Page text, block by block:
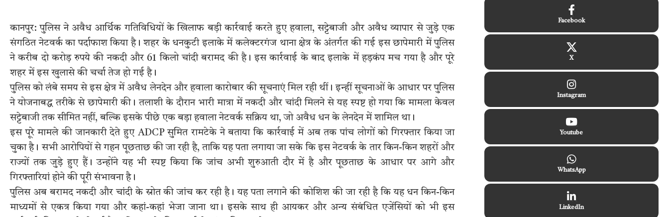
कानपुर: पुलिस ने अवैध आर्थिक गतिविधियों के खिलाफ बड़ी कार्रवाई करते हुए हवाला, सट्टेबाजी और अवैध व्यापार से जुड़े एक
संगठित नेटवर्क का पर्दाफाश किया है। शहर के धनकुटी इलाके में कलेक्टरगंज थाना क्षेत्र के अंतर्गत की गई इस छापेमारी में पुलिस
ने करीब दो करोड़ रुपये की नकदी और 61 किलो चांदी बरामद की है। इस कार्रवाई के बाद इलाके में हड़कंप मच गया है और पूरे
शहर में इस खुलासे की चर्चा तेज हो गई है।
पुलिस को लंबे समय से इस क्षेत्र में अवैध लेनदेन और हवाला कारोबार की सूचनाएं मिल रही थीं। इन्हीं सूचनाओं के आधार पर पुलिस
ने योजनाबद्ध तरीके से छापेमारी की। तलाशी के दौरान भारी मात्रा में नकदी और चांदी मिलने से यह स्पष्ट हो गया कि मामला केवल
सट्टेबाजी तक सीमित नहीं, बल्कि इसके पीछे एक बड़ा हवाला नेटवर्क सक्रिय था, जो अवैध धन के लेनदेन में शामिल था।
इस पूरे मामले की जानकारी देते हुए ADCP सुमित रामटेके ने बताया कि कार्रवाई में अब तक पांच लोगों को गिरफ्तार किया जा
चुका है। सभी आरोपियों से गहन पूछताछ की जा रही है, ताकि यह पता लगाया जा सके कि इस नेटवर्क के तार किन-किन शहरों और
राज्यों तक जुड़े हुए हैं। उन्होंने यह भी स्पष्ट किया कि जांच अभी शुरुआती दौर में है और पूछताछ के आधार पर आगे और
गिरफ्तारियां होने की पूरी संभावना है।
पुलिस अब बरामद नकदी और चांदी के स्रोत की जांच कर रही है। यह पता लगाने की कोशिश की जा रही है कि यह धन किन-किन
माध्यमों से एकत्र किया गया और कहां-कहां भेजा जाना था। इसके साथ ही आयकर और अन्य संबंधित एजेंसियों को भी इस
Facebook
X
Instagram
Youtube
WhatsApp
LinkedIn